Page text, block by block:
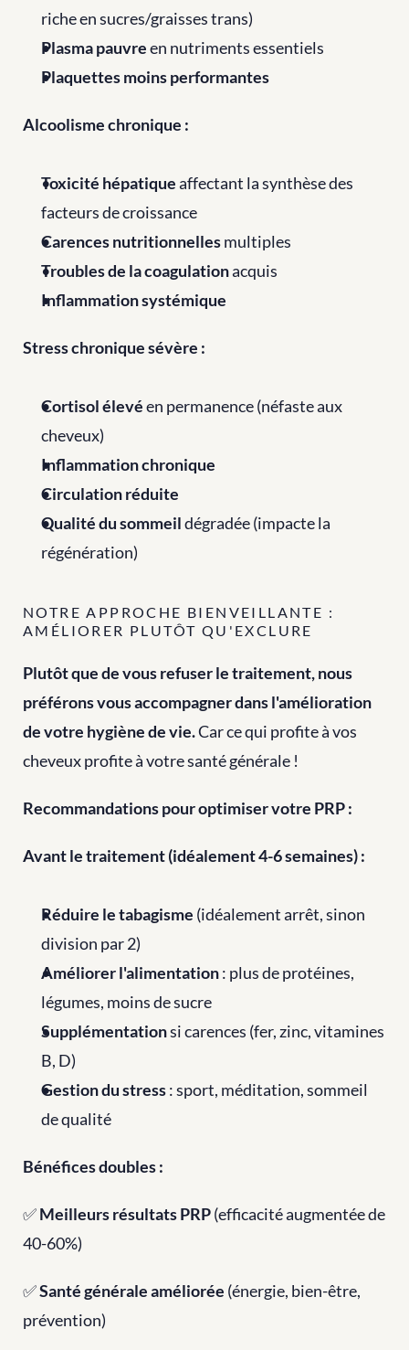
riche en sucres/graisses trans)
Plasma pauvre en nutriments essentiels
Plaquettes moins performantes
Alcoolisme chronique :
Toxicité hépatique affectant la synthèse des
facteurs de croissance
Carences nutritionnelles multiples
Troubles de la coagulation acquis
Inflammation systémique
Stress chronique sévère :
Cortisol élevé en permanence (néfaste aux
cheveux)
Inflammation chronique
Circulation réduite
Qualité du sommeil dégradée (impacte la
régénération)
NOTRE APPROCHE BIENVEILLANTE :
AMÉLIORER PLUTÔT QU'EXCLURE
Plutôt que de vous refuser le traitement, nous
préférons vous accompagner dans l'amélioration
de votre hygiène de vie. Car ce qui profite à vos
cheveux profite à votre santé générale !
Recommandations pour optimiser votre PRP :
Avant le traitement (idéalement 4-6 semaines) :
Réduire le tabagisme (idéalement arrêt, sinon
division par 2)
Améliorer l'alimentation : plus de protéines,
légumes, moins de sucre
Supplémentation si carences (fer, zinc, vitamines
B, D)
Gestion du stress : sport, méditation, sommeil
de qualité
Bénéfices doubles :
✅ Meilleurs résultats PRP (efficacité augmentée de
40-60%)
✅ Santé générale améliorée (énergie, bien-être,
prévention)